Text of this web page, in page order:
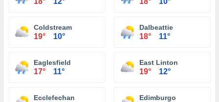
Coldstream
19° 10°
Dalbeattie
18° 11°
Eaglesfield
17° 11°
East Linton
19° 12°
Ecclefechan Edimburgo